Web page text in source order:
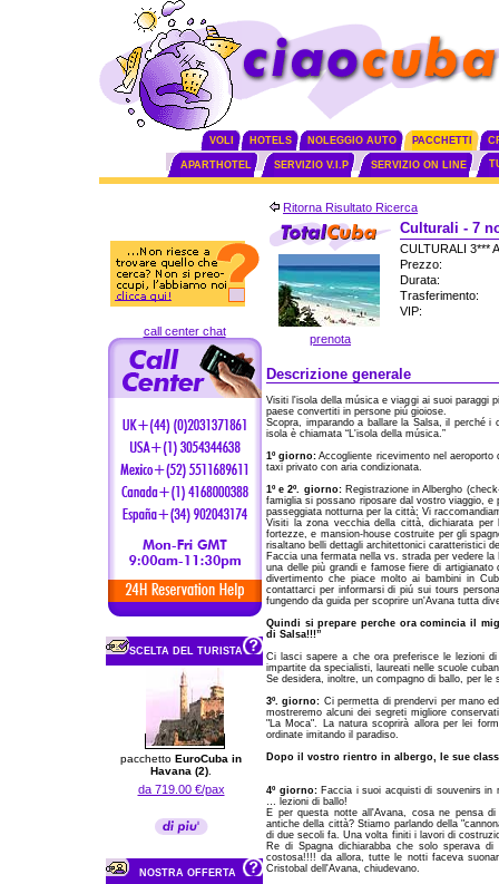
VOLI HOTELS NOLEGGIO AUTO PACCHETTI
APARTHOTEL SERVIZIO V.I.P SERVIZIO ON LINE
call center chat
SCELTA DEL TURISTA
pacchetto EuroCuba in
Havana (2)
da 719.00 €/pax
NOSTRA OFFERTA
Ritorna Risultato Ricerca
prenota
Culturali - 7
CULTURALI 3***
Prezzo:
Durata:
Trasferimento:
VIP:
Descrizione generale
Visiti l'isola della música e viaggi ai suoi paraggi
paese convertiti in persone piú gioiose.
Scopra, imparando a ballare la Salsa, il perché
isola è chiamata “L'isola della música.”
1º giorno: Accogliente ricevimento nel
taxi privato con aria condizionata.
1º e 2º. giorno:Registrazione in Albergho
famiglia si possano riposare dal vostro viaggio,
passeggiata notturna per la città; Vi
Visiti la zona vecchia della città, dichiarata per
fortezze, e mansion-house costruite per gli
risaltano belli dettagli architettonici caratteristici
Faccia una fermata nella vs. strada per vedere
una delle più grandi e famose fiere di
divertimento che piace molto ai bambini in
contattarci per informarsi di piú sui tours
fungendo da guida per scoprire un'Avana tutta
Quindi si prepare perche ora comincia il
di Salsa!!!”
Ci lasci sapere a che ora preferisce le lezioni
impartite da specialisti, laureati nelle scuole
Se desidera, inoltre, un compagno di ballo, per
3º. giorno: Ci permetta di prendervi per mano
mostreremo alcuni dei segreti migliore
"La Moca". La natura scoprirà allora per lei
ordinate imitando il paradiso.
Dopo il vostro rientro in albergo, le sue
4º giorno:Faccia i suoi acquisti di souvenirs in
… lezioni di ballo!
E per questa notte all'Avana, cosa ne pensa
antiche della città? Stiamo parlando della
di due secoli fa. Una volta finiti i lavori di
Re di Spagna dichiarabba che solo sperava
costosa!!!! da allora, tutte le notti faceva
Cristobal dell'Avana, chiudevano.